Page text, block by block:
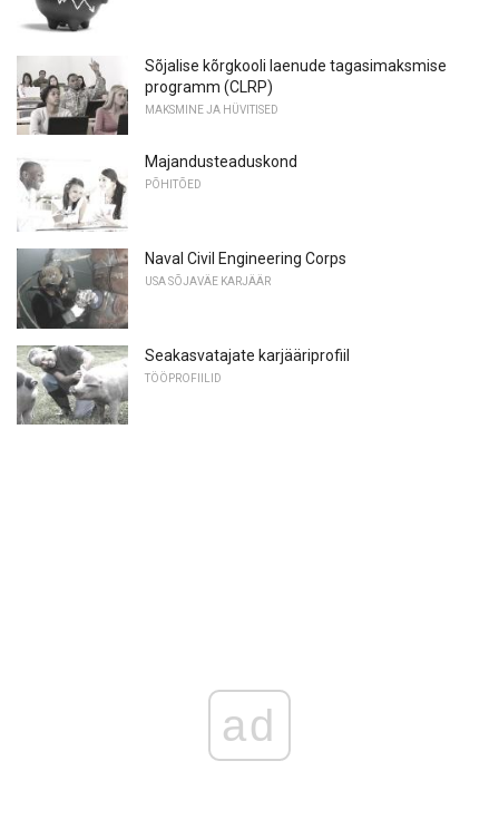
Sõjalise kõrgkooli laenude tagasimaksmise
programm (CLRP)
MAKSMINE JA HÜVITISED
Majandusteaduskond
PÕHITÕED
Naval Civil Engineering Corps
USA SÕJAVÄE KARJÄÄR
Seakasvatajate karjääriprofiil
TÖÖPROFIILID
ad